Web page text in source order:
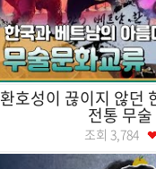
환호성이 끊이지 않던
전통 무
조회 3,784